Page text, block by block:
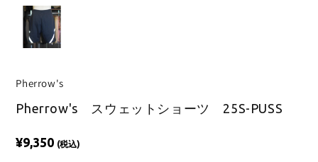
Pherrow's
Pherrow's スウェットショーツ 25S-PUSS
¥9,350 (税込)